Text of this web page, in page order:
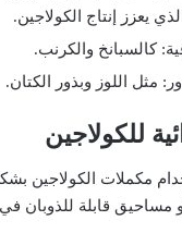
كالسبانخ والكرنب.
مثل اللوز وبذور الكتان.
للكولاجين
استخدام مكملات الكولاجين
قابلة للذوبان في